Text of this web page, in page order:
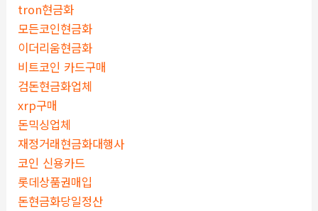
tron현금화
모든코인현금화
이더리움현금화
비트코인 카드구매
검돈현금화업체
xrp구매
돈믹싱업체
재정거래현금화대행사
코인 신용카드
롯데상품권매입
돈현금화당일정산